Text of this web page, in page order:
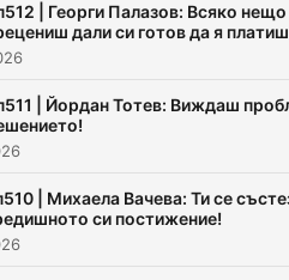
| Георги Палазов: Всяко
дали си готов да я
| Йордан Тотев: Виждаш
| Михаела Вачева: Ти се
си постижение!